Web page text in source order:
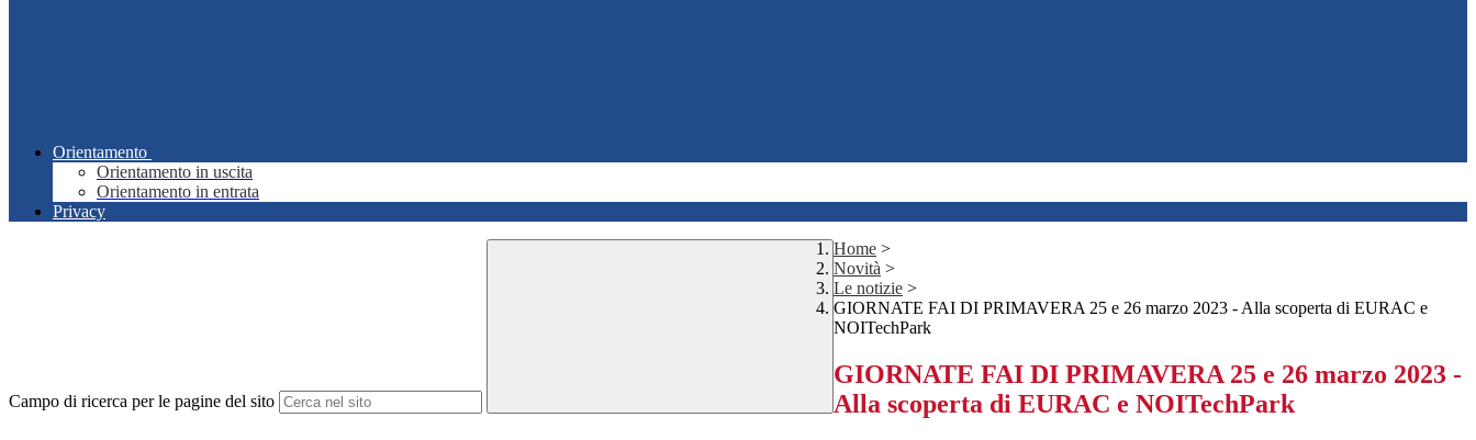
Orientamento
Orientamento in uscita
Orientamento in entrata
Privacy
Campo di ricerca per le pagine del sito
Home >
Novità >
Le notizie >
GIORNATE FAI DI PRIMAVERA 25 e 26 marzo 2023 - Alla scoperta di EURAC e
NOITechPark
GIORNATE FAI DI PRIMAVERA 25 e 26 marzo 2023 -
Alla scoperta di EURAC e NOITechPark